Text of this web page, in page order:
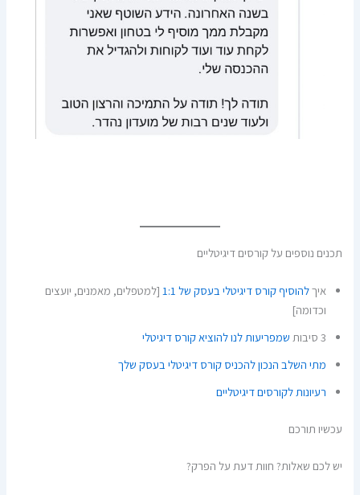
תכנים נוספים על קורסים דיגיטליים
איךלהוסיף קורס דיגיטלי בעסק של 1:1
[למטפלים, מאמנים, יועצים
וכדומה]
3 סיבות
שמפריעות לנו להוציא קורס דיגיטלי
מתי השלב הנכון להכניס קורס דיגיטלי בעסק שלך
רעיונות לקורסים דיגיטליים
עכשיו תורכם
יש לכם שאלות? חוות דעת על הפרק?